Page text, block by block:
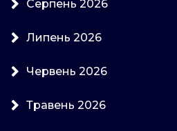
Серпень 2026
Липень 2026
Червень 2026
Травень 2026